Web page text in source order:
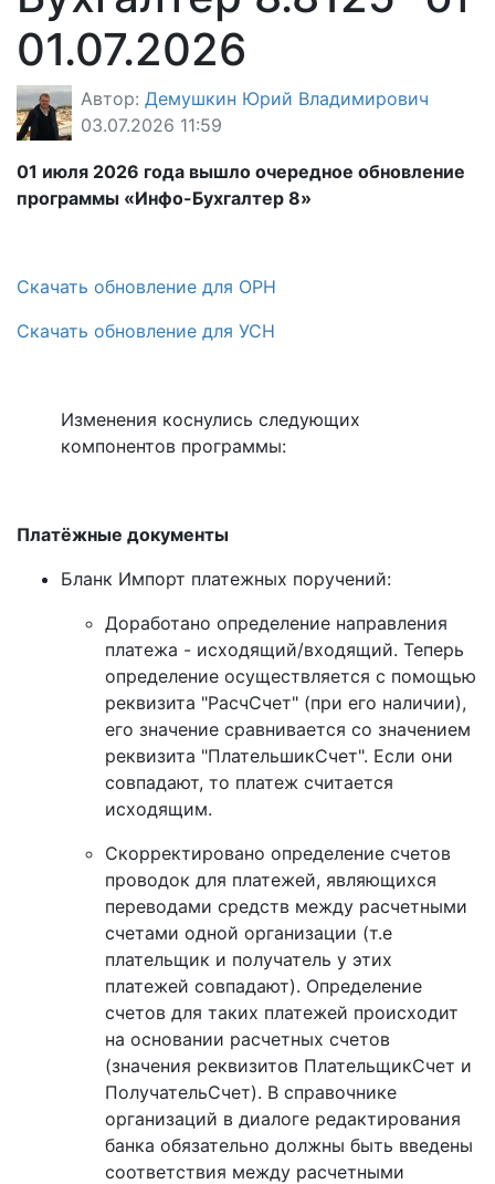
01.07.2026
Автор: Демушкин Юрий Владимирович
03.07.2026 11:59
01 июля 2026 года вышло очередное обновление
программы «Инфо-Бухгалтер 8»
Скачать обновление для ОРН
Скачать обновление для УСН
Изменения коснулись следующих
компонентов программы:
Платёжные документы
Бланк Импорт платежных поручений:
Доработано определение направления
платежа - исходящий/входящий. Теперь
определение осуществляется с помощью
реквизита "РасчСчет" (при его наличии),
его значение сравнивается со значением
реквизита "ПлательшикСчет". Если они
совпадают, то платеж считается
исходящим.
Скорректировано определение счетов
проводок для платежей, являющихся
переводами средств между расчетными
счетами одной организации (т.е
плательщик и получатель у этих
платежей совпадают). Определение
счетов для таких платежей происходит
на основании расчетных счетов
(значения реквизитов ПлательщикСчет и
ПолучательСчет). В справочнике
организаций в диалоге редактирования
банка обязательно должны быть введены
соответствия между расчетными